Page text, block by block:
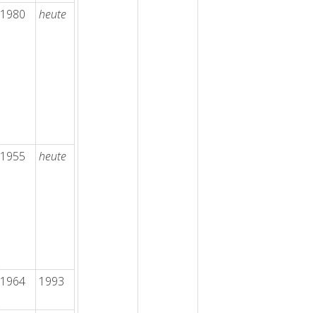
1980 heute
1955 heute
1964 1993